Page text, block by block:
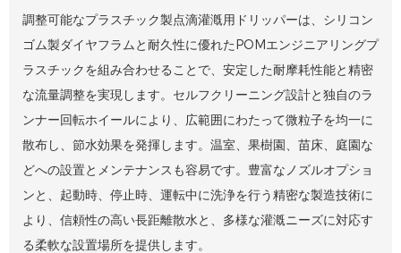
調整可能なプラスチック製点滴灌漑用ドリッパーは、シリコン
ゴム製ダイヤフラムと耐久性に優れたPOMエンジニアリングプ
ラスチックを組み合わせることで、安定した耐摩耗性能と精密
な流量調整を実現します。セルフクリーニング設計と独自のラ
ンナー回転ホイールにより、広範囲にわたって微粒子を均一に
散布し、節水効果を発揮します。温室、果樹園、苗床、庭園な
どへの設置とメンテナンスも容易です。豊富なノズルオプショ
ンと、起動時、停止時、運転中に洗浄を行う精密な製造技術に
より、信頼性の高い長距離散水と、多様な灌漑ニーズに対応す
る柔軟な設置場所を提供します。